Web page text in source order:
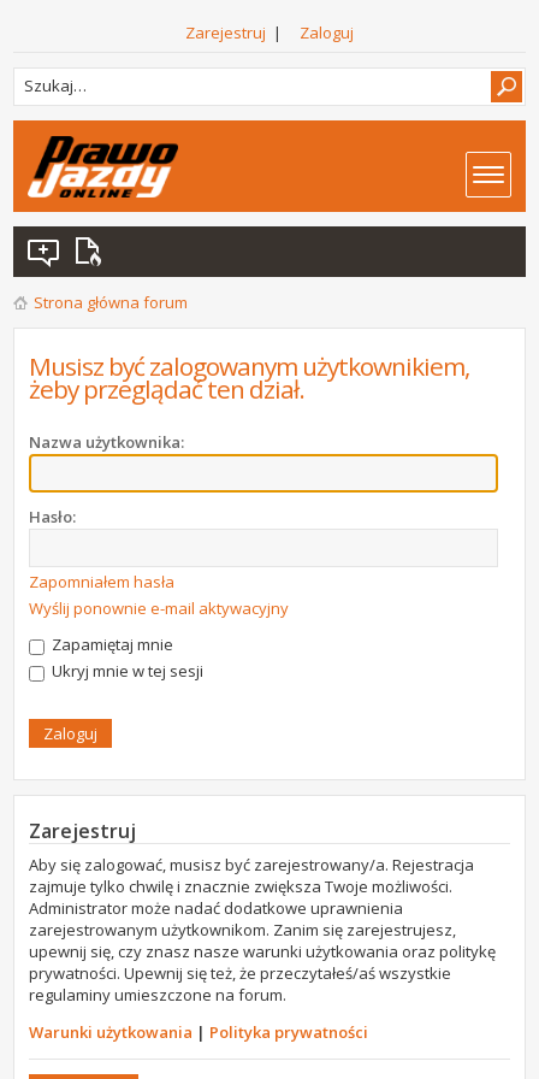
Zarejestruj | Zaloguj
Strona główna forum
Musisz być zalogowanym użytkownikiem,
żeby przeglądać ten dział.
Nazwa użytkownika:
Hasło:
Zapomniałem hasła
Wyślij ponownie e-mail aktywacyjny
Zapamiętaj mnie
Ukryj mnie w tej sesji
Zarejestruj
Aby się zalogować, musisz być zarejestrowany/a. Rejestracja
zajmuje tylko chwilę i znacznie zwiększa Twoje możliwości.
Administrator może nadać dodatkowe uprawnienia
zarejestrowanym użytkownikom. Zanim się zarejestrujesz,
upewnij się, czy znasz nasze warunki użytkowania oraz politykę
prywatności. Upewnij się też, że przeczytałeś/aś wszystkie
regulaminy umieszczone na forum.
Warunki użytkowania | Polityka prywatności